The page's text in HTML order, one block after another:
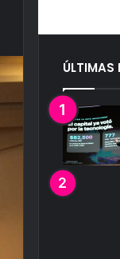
ÚLTIMAS